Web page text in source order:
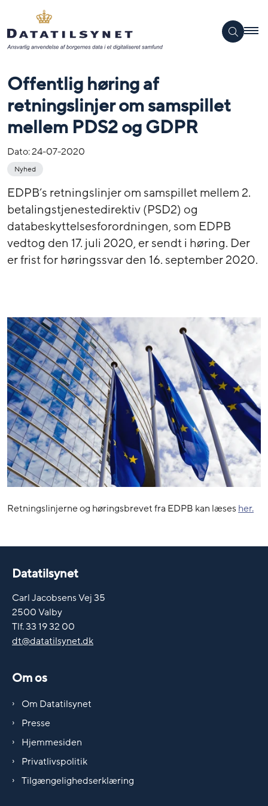
Offentlig høring af
retningslinjer om samspillet
mellem PDS2 og GDPR
Dato:24-07-2020
Nyhed
EDPB’s retningslinjer om samspillet mellem 2.
betalingstjenestedirektiv (PSD2) og
databeskyttelsesforordningen, som EDPB
vedtog den 17. juli 2020, er sendt i høring. Der
er frist for høringssvar den 16. september 2020.
Retningslinjerne og høringsbrevet fra EDPB kan læsesher.
Datatilsynet
Carl Jacobsens Vej 35
2500 Valby
Tlf. 33 19 32 00
dt@datatilsynet.dk
Om os
Om Datatilsynet
Presse
Hjemmesiden
Privatlivspolitik
Tilgængelighedserklæring